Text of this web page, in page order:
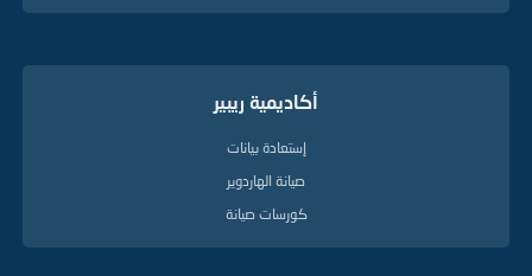
أكاديمية ريبير
إستعادة بيانات
صيانة الهاردوير
كورسات صيانة